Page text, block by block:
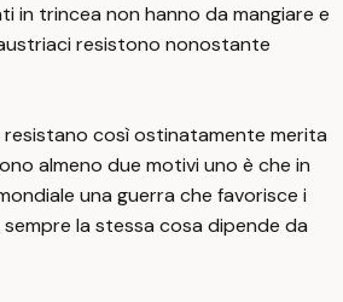
in trincea non hanno da mangiare e
resistono nonostante
così ostinatamente merita
almeno due motivi uno è che in
una guerra che favorisce i
la stessa cosa dipende da